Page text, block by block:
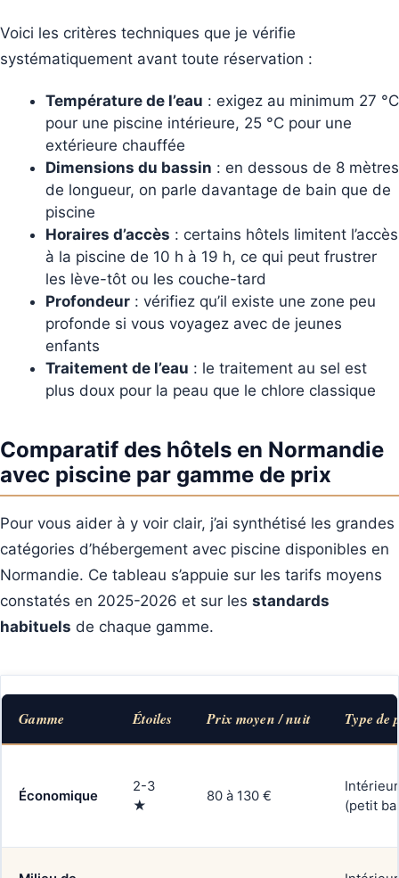
Voici les critères techniques que je vérifie
systématiquement avant toute réservation :
Température de l’eau : exigez au minimum 27 °C
pour une piscine intérieure, 25 °C pour une
extérieure chauffée
Dimensions du bassin : en dessous de 8 mètres
de longueur, on parle davantage de bain que de
piscine
Horaires d’accès : certains hôtels limitent l’accès
à la piscine de 10 h à 19 h, ce qui peut frustrer
les lève-tôt ou les couche-tard
Profondeur : vérifiez qu’il existe une zone peu
profonde si vous voyagez avec de jeunes
enfants
Traitement de l’eau : le traitement au sel est
plus doux pour la peau que le chlore classique
Comparatif des hôtels en Normandie
avec piscine par gamme de prix
Pour vous aider à y voir clair, j’ai synthétisé les grandes
catégories d’hébergement avec piscine disponibles en
Normandie. Ce tableau s’appuie sur les tarifs moyens
constatés en 2025-2026 et sur les standards
habituels de chaque gamme.
Gamme Étoiles Prix moyen / nuit Type de
Économique
2-3
★
80 à 130 €
(petit